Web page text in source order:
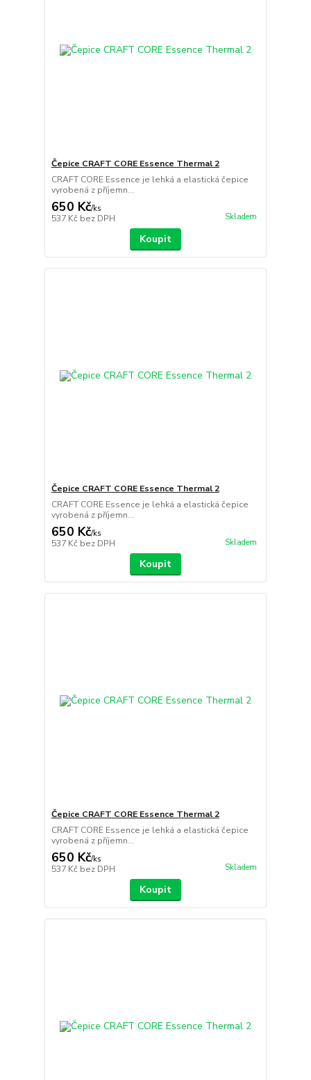
Čepice CRAFT CORE Essence Thermal 2
CRAFT CORE Essence je lehká a elastická čepice
vyrobená z příjemn...
650 Kč/ks
537 Kč bez DPH Skladem
Koupit
Čepice CRAFT CORE Essence Thermal 2
CRAFT CORE Essence je lehká a elastická čepice
vyrobená z příjemn...
650 Kč/ks
537 Kč bez DPH Skladem
Koupit
Čepice CRAFT CORE Essence Thermal 2
CRAFT CORE Essence je lehká a elastická čepice
vyrobená z příjemn...
650 Kč/ks
537 Kč bez DPH Skladem
Koupit